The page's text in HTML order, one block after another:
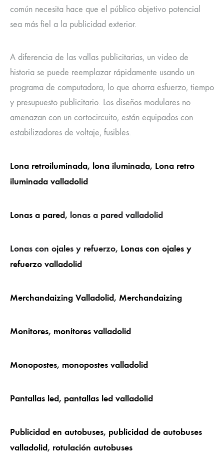
común necesita hace que el público objetivo potencial
sea más fiel a la publicidad exterior.
A diferencia de las vallas publicitarias, un video de
historia se puede reemplazar rápidamente usando un
programa de computadora, lo que ahorra esfuerzo, tiempo
y presupuesto publicitario. Los diseños modulares no
amenazan con un cortocircuito, están equipados con
estabilizadores de voltaje, fusibles.
Lona retroiluminada, lona iluminada, Lona retro
iluminada valladolid
Lonas a pared, lonas a pared valladolid
Lonas con ojales y refuerzo, Lonas con ojales y
refuerzo valladolid
Merchandaizing Valladolid, Merchandaizing
Monitores, monitores valladolid
Monopostes, monopostes valladolid
Pantallas led, pantallas led valladolid
Publicidad en autobuses, publicidad de autobuses
valladolid, rotulación autobuses